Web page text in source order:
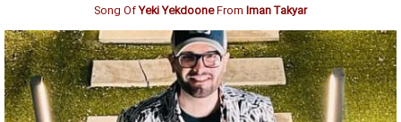
Song OfYeki YekdooneFrom Iman Takyar